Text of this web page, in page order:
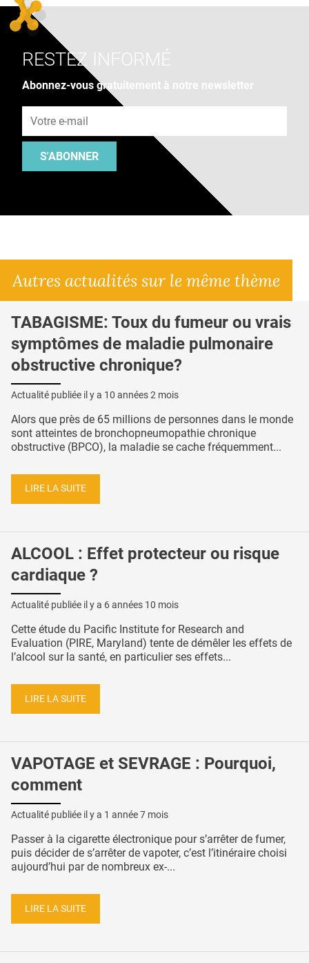
RESTEZ INFORMÉ
Abonnez-vous gratuitement à notre newsletter
S'ABONNER
Autres actualités sur le même thème
TABAGISME: Toux du fumeur ou vrais
symptômes de maladie pulmonaire
obstructive chronique?
Actualité publiée il y a 10 années 2 mois
Alors que près de 65 millions de personnes dans le monde
sont atteintes de bronchopneumopathie chronique
obstructive (BPCO), la maladie se cache fréquemment...
LIRE LA SUITE
ALCOOL : Effet protecteur ou risque
cardiaque ?
Actualité publiée il y a 6 années 10 mois
Cette étude du Pacific Institute for Research and
Evaluation (PIRE, Maryland) tente de démêler les effets de
l’alcool sur la santé, en particulier ses effets...
LIRE LA SUITE
VAPOTAGE et SEVRAGE : Pourquoi,
comment
Actualité publiée il y a 1 année 7 mois
Passer à la cigarette électronique pour s’arrêter de fumer,
puis décider de s’arrêter de vapoter, c’est l’itinéraire choisi
aujourd’hui par de nombreux ex-...
LIRE LA SUITE